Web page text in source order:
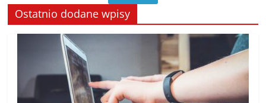
Ostatnio dodane wpisy